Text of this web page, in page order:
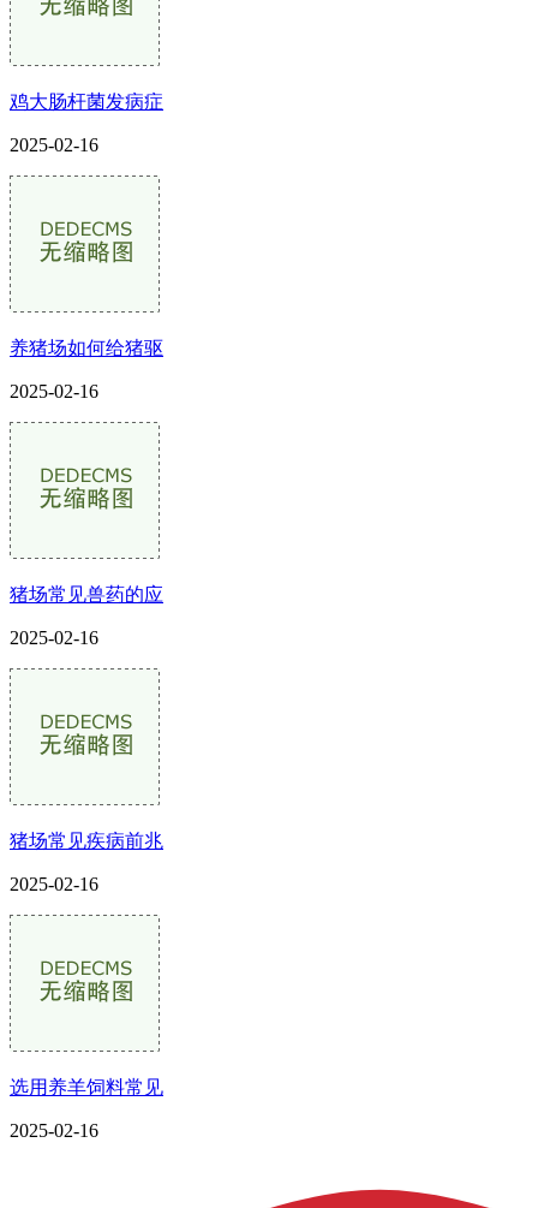
鸡大肠杆菌发病症
2025-02-16
养猪场如何给猪驱
2025-02-16
猪场常见兽药的应
2025-02-16
猪场常见疾病前兆
2025-02-16
选用养羊饲料常见
2025-02-16